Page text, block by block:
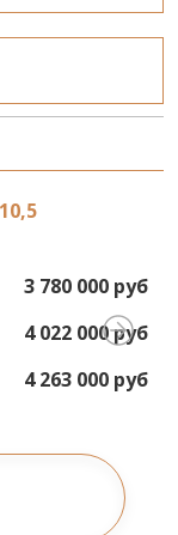
3 780 000 руб
4 022 000 руб
4 263 000 руб